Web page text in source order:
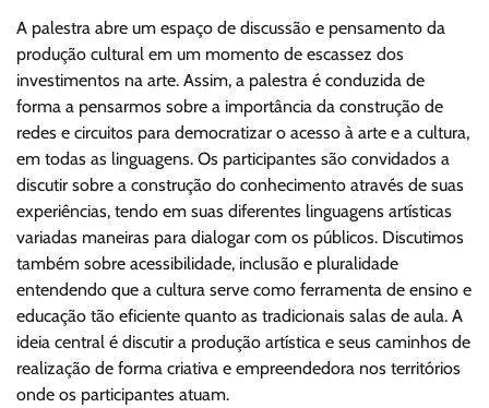
A palestra abre um espaço de discussão e pensamento da
produção cultural em um momento de escassez dos
investimentos na arte. Assim, a palestra é conduzida de
forma a pensarmos sobre a importância da construção de
redes e circuitos para democratizar o acesso à arte e a cultura,
em todas as linguagens. Os participantes são convidados a
discutir sobre a construção do conhecimento através de suas
experiências, tendo em suas diferentes linguagens artísticas
variadas maneiras para dialogar com os públicos. Discutimos
também sobre acessibilidade, inclusão e pluralidade
entendendo que a cultura serve como ferramenta de ensino e
educação tão eficiente quanto as tradicionais salas de aula. A
ideia central é discutir a produção artística e seus caminhos de
realização de forma criativa e empreendedora nos territórios
onde os participantes atuam.